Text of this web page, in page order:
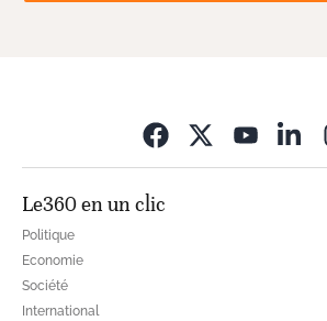
Le360 en un clic
Politique
Economie
Société
International